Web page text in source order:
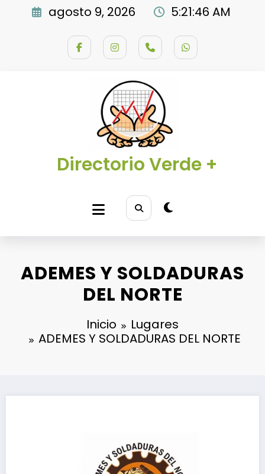
agosto 9, 2026 5:21:47 AM
Directorio Verde +
ADEMES Y SOLDADURAS
DEL NORTE
Inicio
Lugares
ADEMES Y SOLDADURAS DEL NORTE